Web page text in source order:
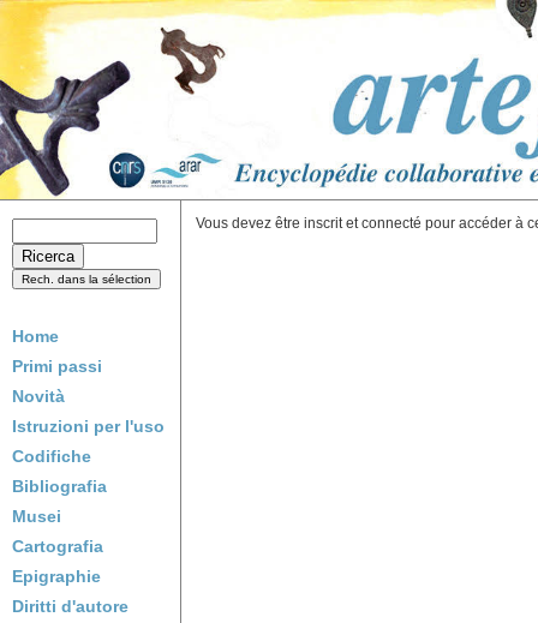
Home
Primi passi
Novità
Istruzioni per l'uso
Codifiche
Bibliografia
Musei
Cartografia
Epigraphie
Diritti d'autore
Vous devez être inscrit et connecté pour accéder à